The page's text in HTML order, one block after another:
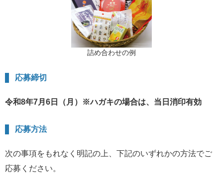
詰め合わせの例
応募締切
令和8年7月6日（月）※ハガキの場合は、当日消印有効
応募方法
次の事項をもれなく明記の上、下記のいずれかの方法でご
応募ください。